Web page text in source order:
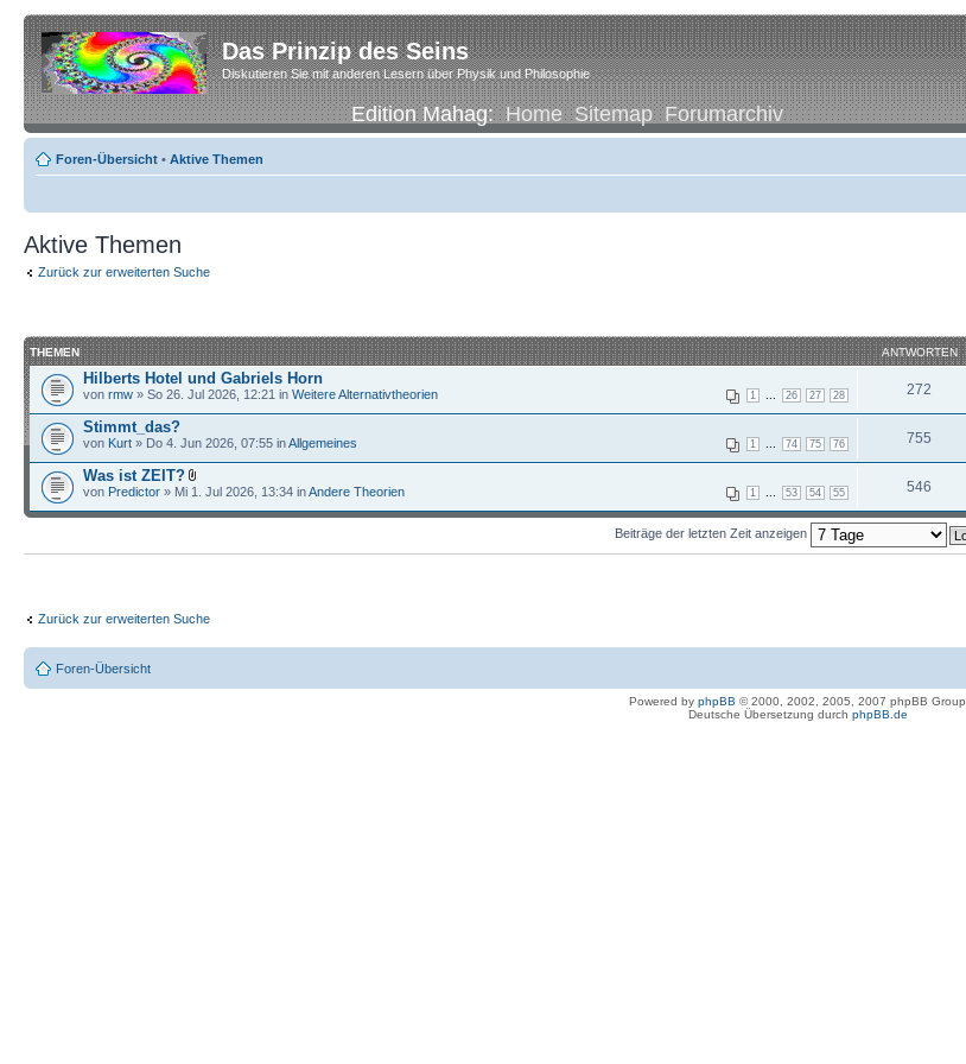
Das Prinzip des Seins
Diskutieren Sie mit anderen Lesern über Physik und Philosophie
Edition Mahag:Home Sitemap Forumarchiv
Foren-Übersicht • Aktive Themen
Aktive Themen
Zurück zur erweiterten Suche
THEMEN ANTWORTEN
Hilberts Hotel und Gabriels Horn
1 26 27 28
von rmw » So 26. Jul 2026, 12:21 in Weitere Alternativtheorien 272
Stimmt_das?
1 74 75 76
von Kurt » Do 4. Jun 2026, 07:55 inAllgemeines 755
Was ist ZEIT?
1 53 54 55
von Predictor » Mi 1. Jul 2026, 13:34 inAndere Theorien 546
Beiträge der letzten Zeit anzeigen
Zurück zur erweiterten Suche
Foren-Übersicht
Powered by phpBB © 2000, 2002, 2005, 2007 phpBB Group
Deutsche Übersetzung durch phpBB.de